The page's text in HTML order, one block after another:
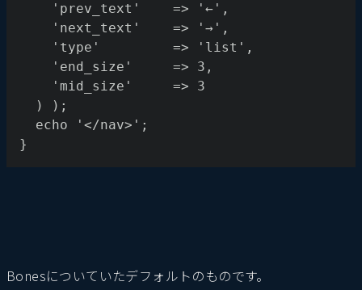
    'prev_text'    => '←',
    'next_text'    => '→',
    'type'         => 'list',
    'end_size'     => 3,
    'mid_size'     => 3
  ) );
  echo '</nav>';
}
Bonesについていたデフォルトのものです。